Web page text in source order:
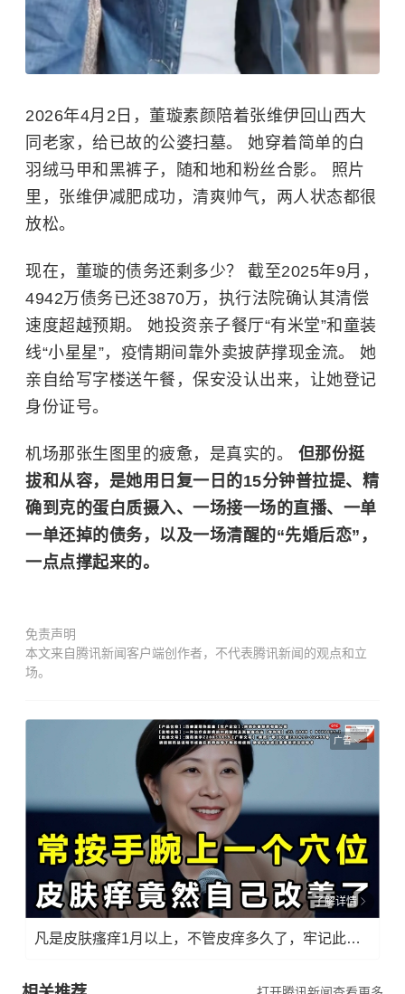
2026年4月2日，董璇素颜陪着张维伊回山西大
同老家，给已故的公婆扫墓。 她穿着简单的白
羽绒马甲和黑裤子，随和地和粉丝合影。 照片
里，张维伊减肥成功，清爽帅气，两人状态都很
放松。
现在，董璇的债务还剩多少？ 截至2025年9月，
4942万债务已还3870万，执行法院确认其清偿
速度超越预期。 她投资亲子餐厅“有米堂”和童装
线“小星星”，疫情期间靠外卖披萨撑现金流。 她
亲自给写字楼送午餐，保安没认出来，让她登记
身份证号。
机场那张生图里的疲惫，是真实的。 但那份挺
拔和从容，是她用日复一日的15分钟普拉提、精
确到克的蛋白质摄入、一场接一场的直播、一单
一单还掉的债务，以及一场清醒的“先婚后恋”，
一点点撑起来的。
免责声明
本文来自腾讯新闻客户端创作者，不代表腾讯新闻的观点和立
场。
广告
了解详情
凡是皮肤瘙痒1月以上，不管皮痒多久了，牢记此法，快！准！狠！